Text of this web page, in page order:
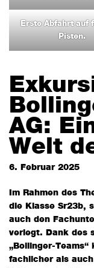
Erste Abfahrt auf
Pisten.
AG:
Welt
6. Februar 2025
Im Rahmen des
die Klasse Sr23b,
auch den
verlegt. Dank des
„Bollinger-
fachlicher als